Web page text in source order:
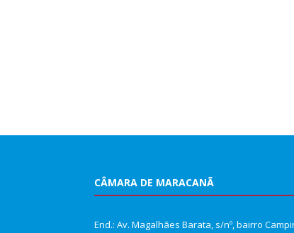
CÂMARA DE MARACANÃ
End.: Av. Magalhães Barata, s/nº, bairro